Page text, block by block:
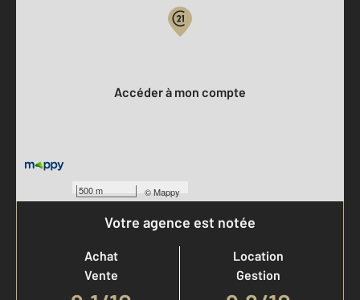
500 m ©Mappy
Accéder à mon compte
Votre agence est notée
Achat
Vente
Location
Gestion